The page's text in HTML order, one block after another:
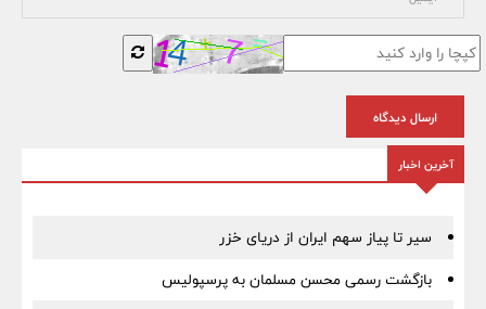
ارسال دیدگاه
آخرین اخبار
سیر تا پیاز سهم ایران از دریای خزر
بازگشت رسمی محسن مسلمان به پرسپولیس